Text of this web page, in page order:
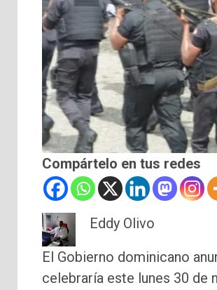
Compártelo en tus redes
Eddy Olivo
El Gobierno dominicano
celebraría este lunes 30 de